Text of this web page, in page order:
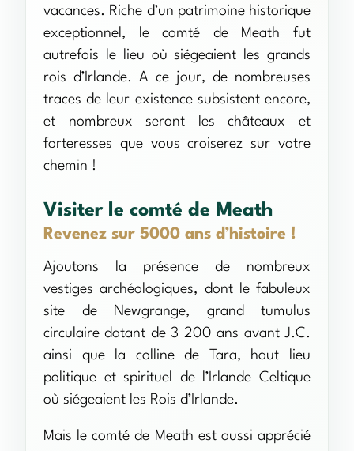
vacances. Riche d’un patrimoine historique
exceptionnel, le comté de Meath fut
autrefois le lieu où siégeaient les grands
rois d’Irlande. A ce jour, de nombreuses
traces de leur existence subsistent encore,
et nombreux seront les châteaux et
forteresses que vous croiserez sur votre
chemin !
Visiter le comté de Meath
Revenez sur 5000 ans d’histoire !
Ajoutons la présence de nombreux
vestiges archéologiques, dont le fabuleux
site de Newgrange, grand tumulus
circulaire datant de 3 200 ans avant J.C.
ainsi que la colline de Tara, haut lieu
politique et spirituel de l’Irlande Celtique
où siégeaient les Rois d’Irlande.
Mais le comté de Meath est aussi apprécié